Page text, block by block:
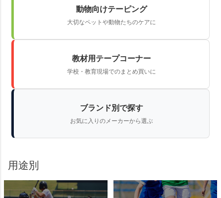
動物向けテーピング
大切なペットや動物たちのケアに
教材用テープコーナー
学校・教育現場でのまとめ買いに
ブランド別で探す
お気に入りのメーカーから選ぶ
用途別